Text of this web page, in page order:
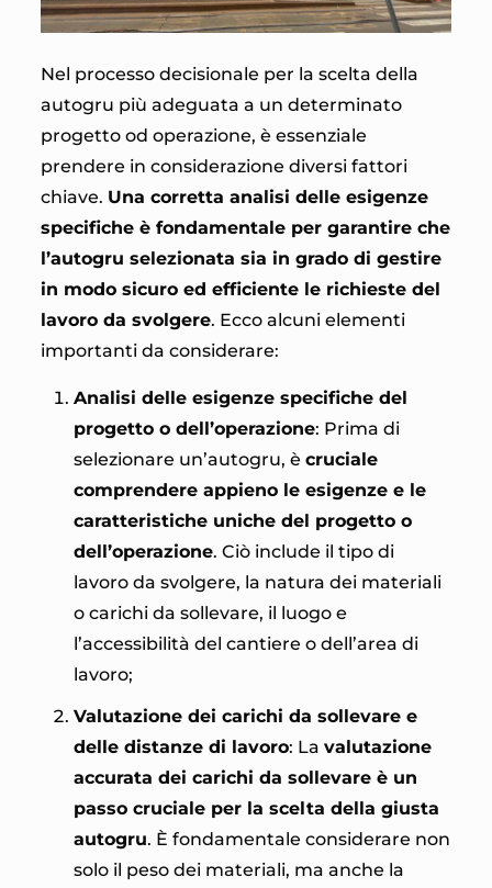
Nel processo decisionale per la scelta della
autogru più adeguata a un determinato
progetto od operazione, è essenziale
prendere in considerazione diversi fattori
chiave. Una corretta analisi delle esigenze
specifiche è fondamentale per garantire che
l’autogru selezionata sia in grado di gestire
in modo sicuro ed efficiente le richieste del
lavoro da svolgere. Ecco alcuni elementi
importanti da considerare:
Analisi delle esigenze specifiche del
progetto o dell’operazione: Prima di
selezionare un’autogru, è cruciale
comprendere appieno le esigenze e le
caratteristiche uniche del progetto o
dell’operazione. Ciò include il tipo di
lavoro da svolgere, la natura dei materiali
o carichi da sollevare, il luogo e
l’accessibilità del cantiere o dell’area di
lavoro;
Valutazione dei carichi da sollevare e
delle distanze di lavoro: La valutazione
accurata dei carichi da sollevare è un
passo cruciale per la scelta della giusta
autogru. È fondamentale considerare non
solo il peso dei materiali, ma anche la